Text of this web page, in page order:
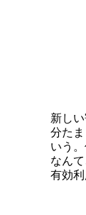
新し
分た
いう
なん
有効